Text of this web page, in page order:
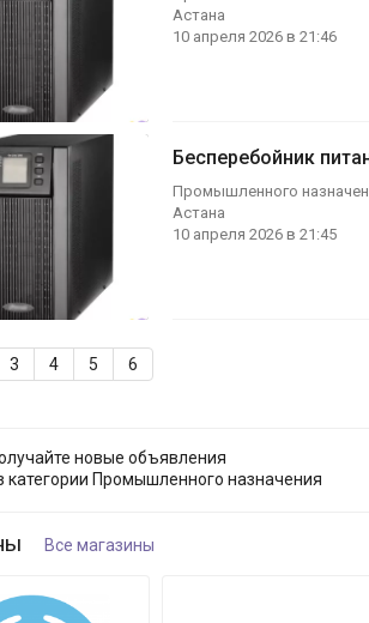
1 фото
Астана
10 апреля 2026 в 21:46
1 фото
Бесперебойник
Промышленного
Астана
10 апреля 2026 в 21:45
3 4 5 6
новые объявления
категории Промышленного назначения
Все магазины